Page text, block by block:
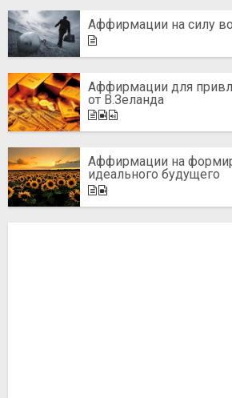
Аффирмации на силу
Аффирмации для
от В.Зеланда
Аффирмации на
идеального будущего